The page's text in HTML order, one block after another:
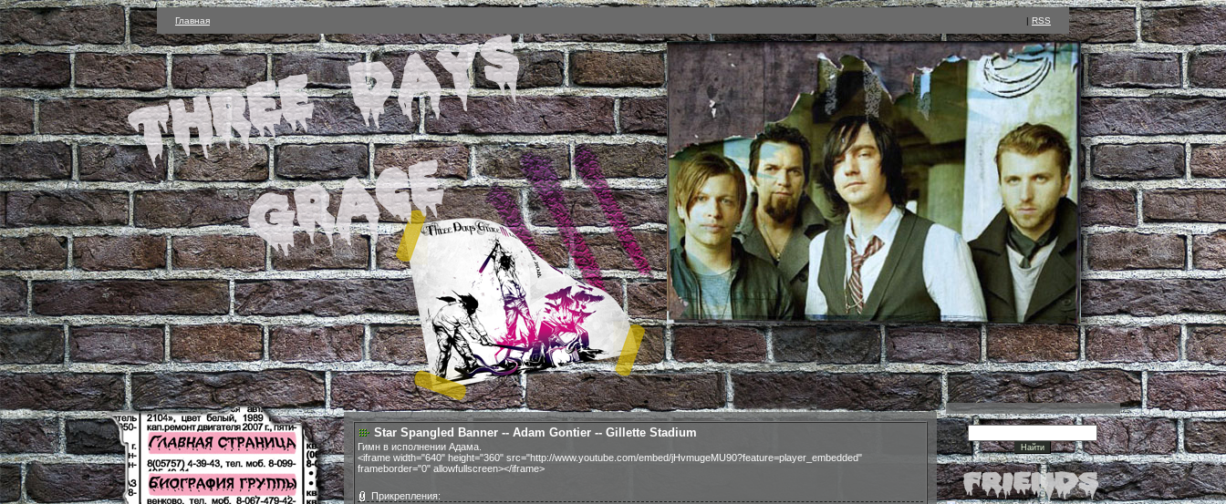
Главная | RSS
Star Spangled Banner -- Adam Gontier -- Gillette Stadium
Гимн в исполнении Адама.
<iframe width="640" height="360" src="http://www.youtube.com/embed/jHvmugeMU90?feature=player_embedded"
frameborder="0" allowfullscreen></iframe>
Прикрепления: